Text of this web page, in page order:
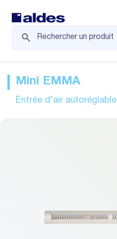
Mini EMMA
Entrée d'air autoréglable